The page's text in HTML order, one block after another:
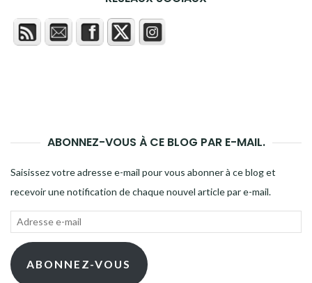
ABONNEZ-VOUS À CE BLOG PAR E-MAIL.
Saisissez votre adresse e-mail pour vous abonner à ce blog et
recevoir une notification de chaque nouvel article par e-mail.
Adresse
mail ABONNEZ-VOUS